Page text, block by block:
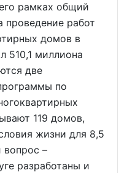
рамках общий
проведение работ
домов в
510,1 миллиона
две
по
119 домов,
жизни для 8,5
вопрос –
разработаны и